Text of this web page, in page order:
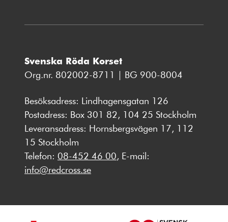
Svenska Röda Korset
Org.nr. 802002-8711 | BG 900-8004
Besöksadress: Lindhagensgatan 126
Postadress: Box 301 82, 104 25 Stockholm
Leveransadress: Hornsbergsvägen 17, 112
15 Stockholm
Telefon: 08-452 46 00, E-mail:
info@redcross.se